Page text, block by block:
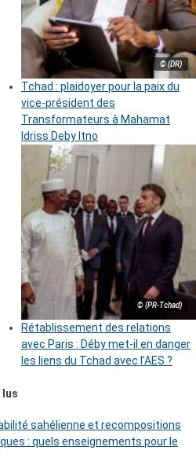
© (DR)
Tchad : plaidoyer pour la paix du
vice-président des
Transformateurs à Mahamat
Idriss Deby Itno
© (PR-Tchad)
Rétablissement des relations
avec Paris : Déby met-il en danger
les liens du Tchad avec l’AES ?
lus
sahélienne et recompositions
: quels enseignements pour le